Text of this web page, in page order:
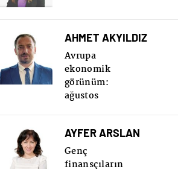
AHMET AKYILDIZ
Avrupa
ekonomik
görünüm:
ağustos
AYFER ARSLAN
Genç
finansçıların